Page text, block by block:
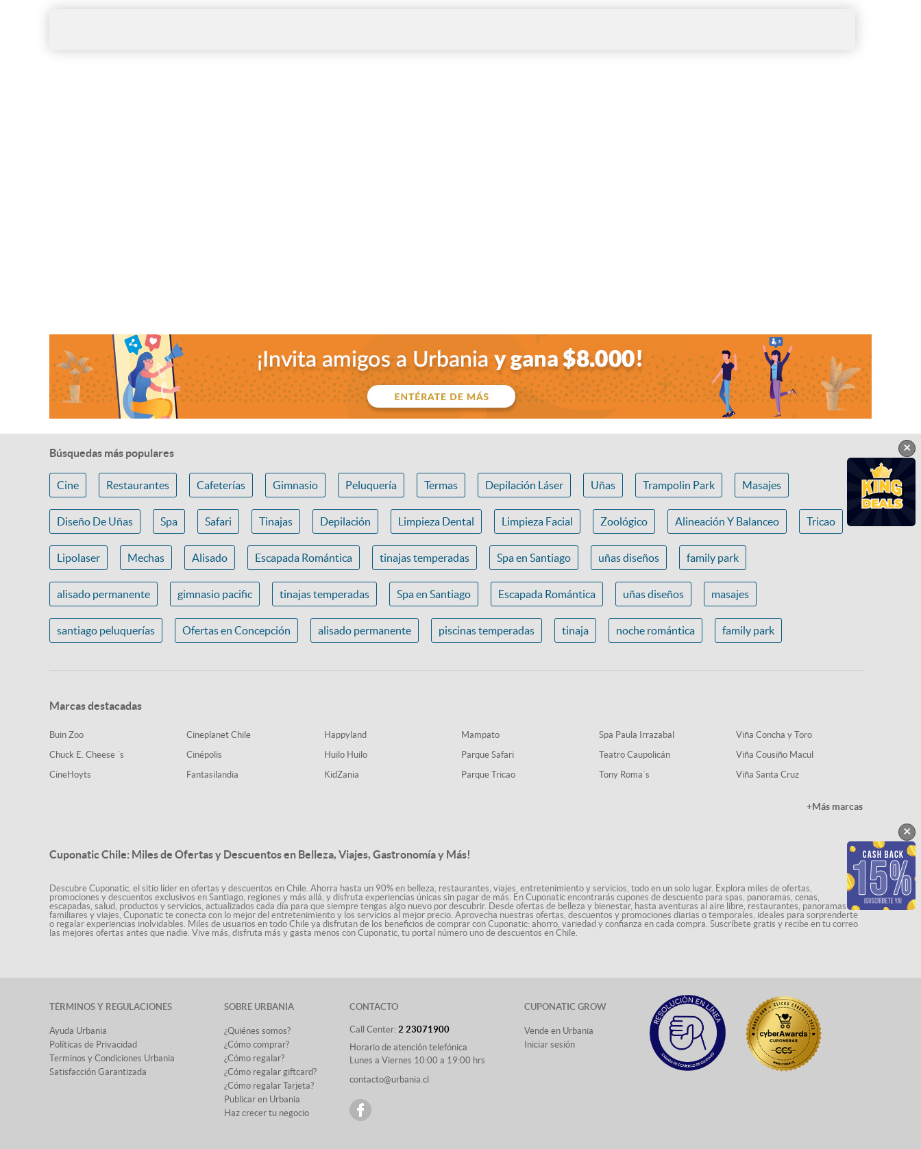
Búsquedas más populares
Cine Restaurantes Cafeterías Gimnasio Peluquería Termas Depilación Láser Uñas Trampolin Park Masajes
Diseño De Uñas Spa Safari Tinajas Depilación Limpieza Dental Limpieza Facial Zoológico Alineación Y Balanceo Tricao
Lipolaser Mechas Alisado Escapada Romántica tinajas temperadas Spa en Santiago uñas diseños family park
alisado permanente gimnasio pacific tinajas temperadas Spa en Santiago Escapada Romántica uñas diseños masajes
santiago peluquerías Ofertas en Concepción alisado permanente piscinas temperadas tinaja noche romántica family park
Marcas destacadas
Buin Zoo
Chuck E. Cheese ´s
CineHoyts
Cineplanet Chile
Cinépolis
Fantasilandia
Happyland
Huilo Huilo
KidZania
Mampato
Parque Safari
Parque Tricao
Spa Paula Irrazabal
Teatro Caupolicán
Tony Roma´s
Viña Concha y Toro
Viña Cousiño Macul
Viña Santa Cruz
+Más marcas
Cuponatic Chile: Miles de Ofertas y Descuentos en Belleza, Viajes, Gastronomía y Más!
Descubre Cuponatic, el sitio líder en ofertas y descuentos en Chile. Ahorra hasta un 90% en belleza, restaurantes, viajes, entretenimiento y servicios, todo en un solo lugar. Explora miles de ofertas,
promociones y descuentos exclusivos en Santiago, regiones y más allá, y disfruta experiencias únicas sin pagar de más. En Cuponatic encontrarás cupones de descuento para spas, panoramas, cenas,
escapadas, salud, productos y servicios, actualizados cada día para que siempre tengas algo nuevo por descubrir. Desde ofertas de belleza y bienestar, hasta aventuras al aire libre, restaurantes, panoramas
familiares y viajes, Cuponatic te conecta con lo mejor del entretenimiento y los servicios al mejor precio. Aprovecha nuestras ofertas, descuentos y promociones diarias o temporales, ideales para sorprenderte
o regalar experiencias inolvidables. Miles de usuarios en todo Chile ya disfrutan de los beneficios de comprar con Cuponatic: ahorro, variedad y confianza en cada compra. Suscríbete gratis y recibe en tu correo
las mejores ofertas antes que nadie. Vive más, disfruta más y gasta menos con Cuponatic, tu portal número uno de descuentos en Chile.
TÉRMINOS Y REGULACIONES
Ayuda Urbania
Políticas de Privacidad
Terminos y Condiciones Urbania
Satisfacción Garantizada
SOBRE URBANIA
¿Quiénes somos?
¿Cómo comprar?
¿Cómo regalar?
¿Cómo regalar giftcard?
¿Cómo regalar Tarjeta?
Publicar en Urbania
Haz crecer tu negocio
CONTACTO
Call Center: 2 23071900
Horario de atención telefónica
Lunes a Viernes 10:00 a 19:00 hrs
contacto@urbania.cl
CUPONATIC GROW
Vende en Urbania
Iniciar sesión
×
×